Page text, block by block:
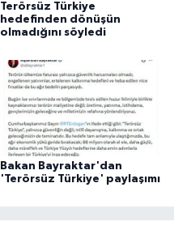
Terörsüz Türkiye
hedefinden dönüşün
olmadığını söyledi
Bakan Bayraktar'dan
'Terörsüz Türkiye' paylaşımı